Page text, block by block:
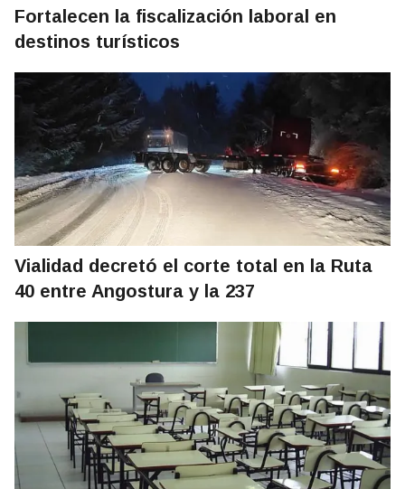
Fortalecen la fiscalización laboral en
destinos turísticos
Vialidad decretó el corte total en la Ruta
40 entre Angostura y la 237